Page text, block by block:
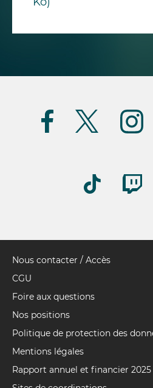
Pied
de
Nous contacter / Accès
CGU
Foire aux questions
Nos positions
Politique de protection des
Mentions légales
Rapport annuel et financier 2025